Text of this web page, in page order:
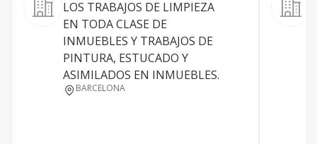
LOS TRABAJOS DE LIMPIEZA
EN TODA CLASE DE
INMUEBLES Y TRABAJOS DE
PINTURA, ESTUCADO Y
ASIMILADOS EN INMUEBLES.
BARCELONA